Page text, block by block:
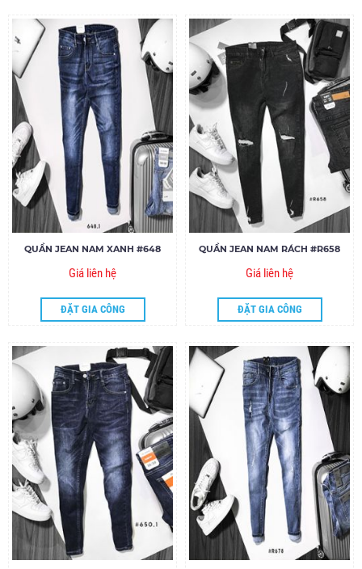
QUẦN JEAN NAM XANH #648
Giá liên hệ
ĐẶT GIA CÔNG
QUẦN JEAN NAM RÁCH #R658
Giá liên hệ
ĐẶT GIA CÔNG